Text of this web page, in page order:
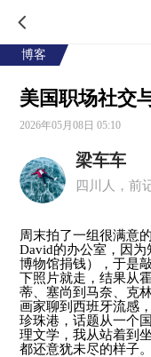
博客
美国职场社交
2026年05月08日 05:10
梁车车
周末拍了一组很满意
David的办公室，因
博物馆捐钱），于是
下照片就走，结果从
蒂、塞尚到马奈、克
画家聊到西班牙流感
珍珠港，话题从一个
理文学，我从站着到
都还意犹未尽的样子。